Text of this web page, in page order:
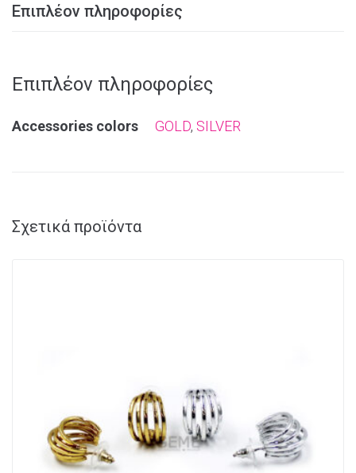
Επιπλέον πληροφορίες
Επιπλέον πληροφορίες
Αccessories colors GOLD, SILVER
Σχετικά προϊόντα